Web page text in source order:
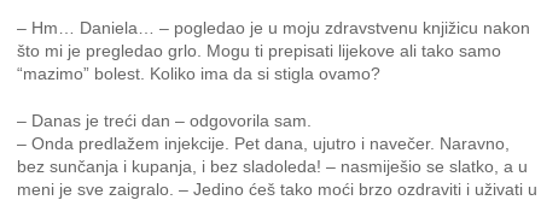
– Hm… Daniela… – pogledao je u moju zdravstvenu knjižicu nakon
što mi je pregledao grlo. Mogu ti prepisati lijekove ali tako samo
“mazimo” bolest. Koliko ima da si stigla ovamo?
– Danas je treći dan – odgovorila sam.
– Onda predlažem injekcije. Pet dana, ujutro i navečer. Naravno,
bez sunčanja i kupanja, i bez sladoleda! – nasmiješio se slatko, a u
meni je sve zaigralo. – Jedino ćeš tako moći brzo ozdraviti i uživati u